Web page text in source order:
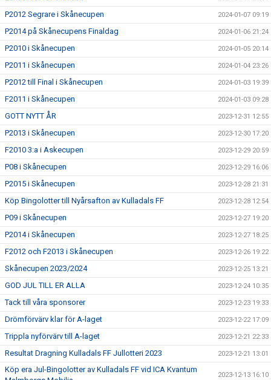
P2012 Segrare i Skånecupen 2024-01-07 09:19
P2014 på Skånecupens Finaldag 2024-01-06 21:24
P2010 i Skånecupen 2024-01-05 20:14
P2011 i Skånecupen 2024-01-04 23:26
P2012 till Final i Skånecupen 2024-01-03 19:39
F2011 i Skånecupen 2024-01-03 09:28
GOTT NYTT ÅR 2023-12-31 12:55
P2013 i Skånecupen 2023-12-30 17:20
F2010 3:a i Askecupen 2023-12-29 20:59
P08 i Skånecupen 2023-12-29 16:06
P2015 i Skånecupen 2023-12-28 21:31
Köp Bingolotter till Nyårsafton av Kulladals FF 2023-12-28 12:54
P09 i Skånecupen 2023-12-27 19:20
P2014 i Skånecupen 2023-12-27 18:25
F2012 och F2013 i Skånecupen 2023-12-26 19:22
Skånecupen 2023/2024 2023-12-25 13:21
GOD JUL TILL ER ALLA 2023-12-24 10:35
Tack till våra sponsorer 2023-12-23 19:33
Drömförvärv klar för A-laget 2023-12-22 17:09
Trippla nyförvärv till A-laget 2023-12-21 22:33
Resultat Dragning Kulladals FF Jullotteri 2023 2023-12-21 13:01
Köp era Jul-Bingolotter av Kulladals FF vid ICA Kvantum
2023-12-13 16:10